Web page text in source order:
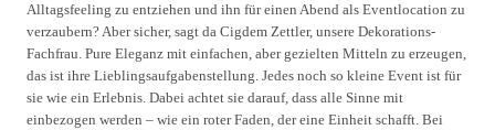
Alltagsfeeling zu entziehen und ihn für einen Abend als Eventlocation zu
verzaubern? Aber sicher, sagt da Cigdem Zettler, unsere Dekorations-
Fachfrau. Pure Eleganz mit einfachen, aber gezielten Mitteln zu erzeugen,
das ist ihre Lieblingsaufgabenstellung. Jedes noch so kleine Event ist für
sie wie ein Erlebnis. Dabei achtet sie darauf, dass alle Sinne mit
einbezogen werden – wie ein roter Faden, der eine Einheit schafft. Bei